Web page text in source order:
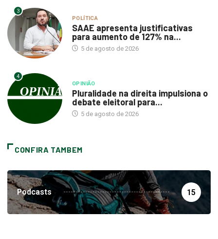
3
POLÍTICA
SAAE apresenta justificativas
para aumento de 127% na...
5 de agosto de 2026
4
OPINIÃO
Pluralidade na direita impulsiona o
debate eleitoral para...
5 de agosto de 2026
CONFIRA TAMBEM
Podcasts 15